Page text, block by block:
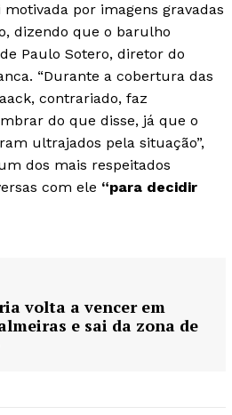
por imagens gravadas
dizendo que o barulho
Paulo Sotero, diretor do
“Durante a cobertura das
contrariado, faz
do que disse, já que o
ultrajados pela situação”,
dos mais respeitados
com ele “para decidir
volta a vencer em
e sai da zona de